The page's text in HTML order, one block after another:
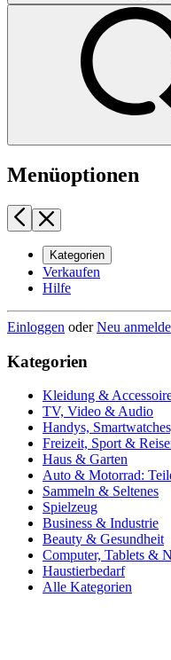
Menüoptionen
Kategorien
Verkaufen
Hilfe
Einloggen oderNeu
Kategorien
Kleidung &
TV, Video & Audio
Handys,
Freizeit, Sport &
Haus & Garten
Auto & Motorrad:
Sammeln & Seltenes
Spielzeug
Business & Industrie
Beauty & Gesundheit
Computer, Tablets &
Haustierbedarf
Alle Kategorien